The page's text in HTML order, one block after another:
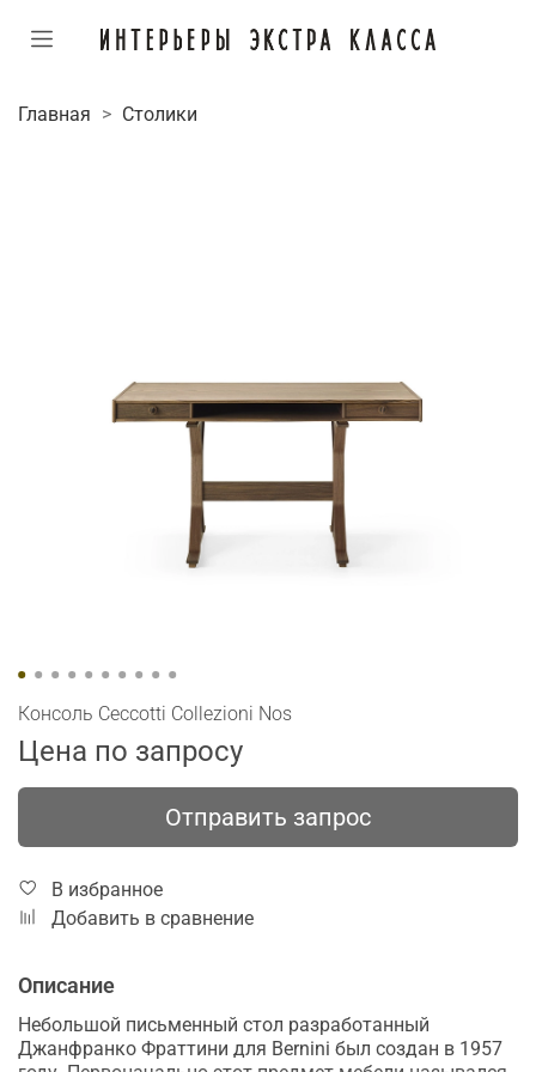
Главная Столики
Консоль Ceccotti Collezioni Nos
Цена по запросу
Отправить запрос
В избранное
Добавить в сравнение
Описание
Небольшой письменный стол разработанный
Джанфранко Фраттини для Bernini был создан в 1957